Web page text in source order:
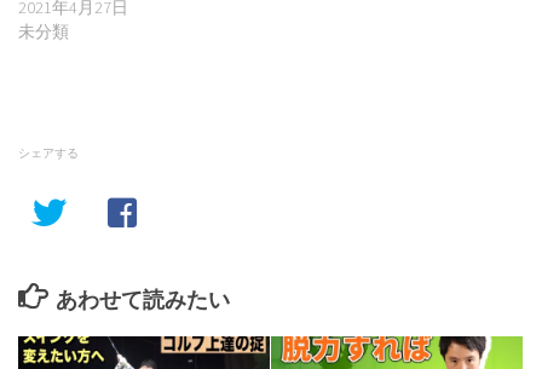
2021年4月27日
未分類
シェアする
あわせて読みたい